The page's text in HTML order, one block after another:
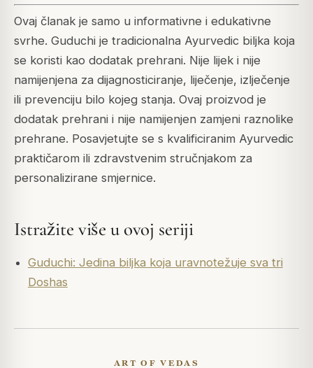
Ovaj članak je samo u informativne i edukativne
svrhe. Guduchi je tradicionalna Ayurvedic biljka koja
se koristi kao dodatak prehrani. Nije lijek i nije
namijenjena za dijagnosticiranje, liječenje, izlječenje
ili prevenciju bilo kojeg stanja. Ovaj proizvod je
dodatak prehrani i nije namijenjen zamjeni raznolike
prehrane. Posavjetujte se s kvalificiranim Ayurvedic
praktičarom ili zdravstvenim stručnjakom za
personalizirane smjernice.
Istražite više u ovoj seriji
Guduchi: Jedina biljka koja uravnotežuje sva tri
Doshas
ART OF VEDAS